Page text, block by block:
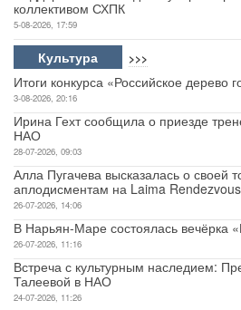
коллективом СХПК
5-08-2026, 17:59
Культура >>>
Итоги конкурса «Российское дерево
3-08-2026, 20:16
Ирина Гехт сообщила о приезде
НАО
28-07-2026, 09:03
Алла Пугачева высказалась о своей
аплодисментам на Laima
26-07-2026, 14:06
В Нарьян-Маре состоялась вечёрка
26-07-2026, 11:16
Встреча с культурным наследием:
Талеевой в НАО
24-07-2026, 11:26